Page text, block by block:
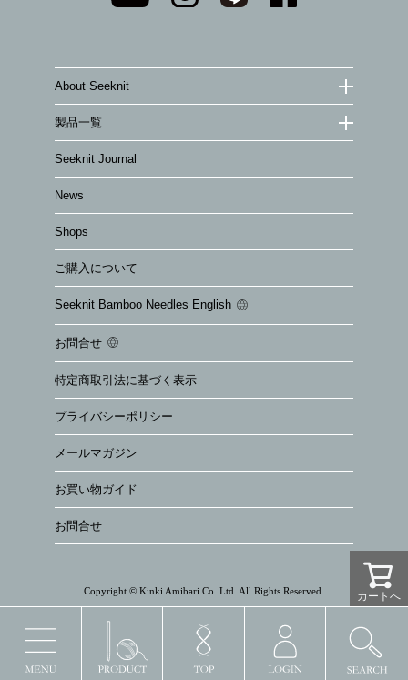
About Seeknit
製品一覧
Seeknit Journal
News
Shops
ご購入について
Seeknit Bamboo Needles English
お問合せ
特定商取引法に基づく表示
プライバシーポリシー
メールマガジン
お買い物ガイド
お問合せ
Copyright © Kinki Amibari Co. Ltd. All Rights Reserved. カートへ